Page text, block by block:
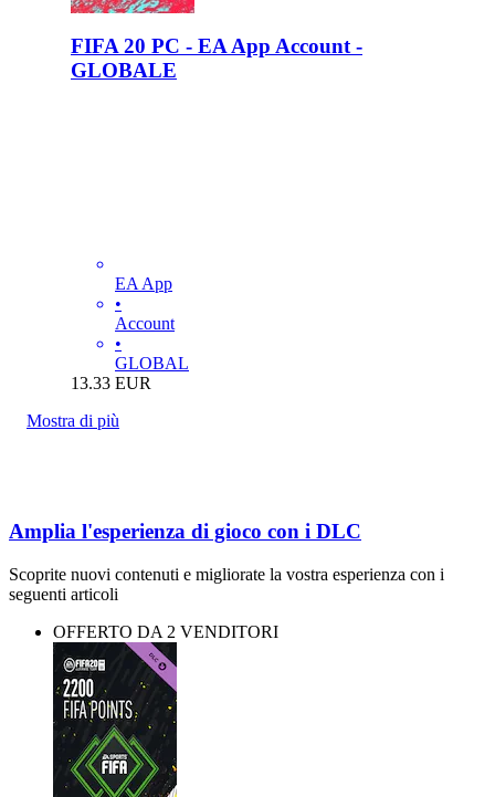
FIFA 20 PC - EA App Account -
GLOBALE
EA App
•
Account
•
GLOBAL
13.33 EUR
Mostra di più
Amplia l'esperienza di gioco con i DLC
Scoprite nuovi contenuti e migliorate la vostra esperienza con i
seguenti articoli
OFFERTO DA 2 VENDITORI